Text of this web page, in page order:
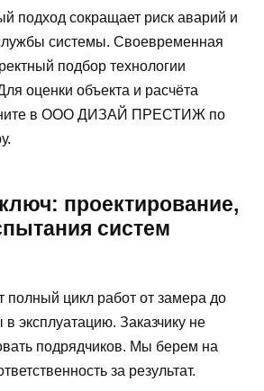
подход сокращает риск аварий и
системы. Своевременная
подбор технологии
оценки объекта и расчёта
в ООО ДИЗАЙ ПРЕСТИЖ по
проектирование,
систем
полный цикл работ от замера до
эксплуатацию. Заказчику не
подрядчиков. Мы берем на
за результат.